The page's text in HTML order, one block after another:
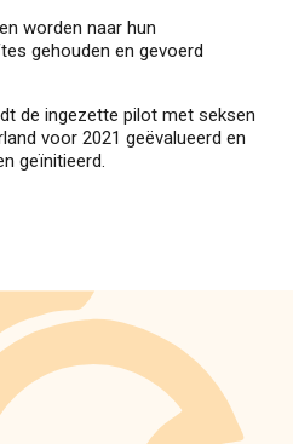
worden naar hun
gehouden en gevoerd
de ingezette pilot met seksen
voor 2021 geëvalueerd en
geïnitieerd.